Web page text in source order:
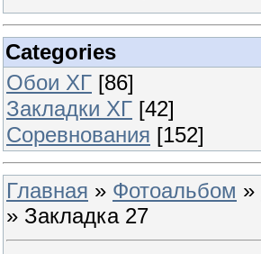
Categories
Обои ХГ [86]
Закладки ХГ [42]
Соревнования [152]
Главная » Фотоальбом »
» Закладка 27